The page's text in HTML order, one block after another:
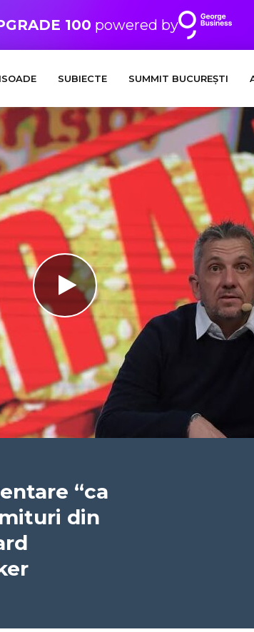
100 powered by
SUBIECTE SUMMIT BUCUREȘTI
“ca
din